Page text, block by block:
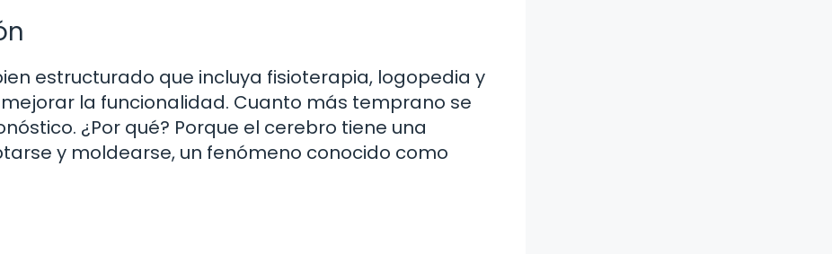
estructurado que incluya fisioterapia, logopedia y
la funcionalidad. Cuanto más temprano se
¿Por qué? Porque el cerebro tiene una
y moldearse, un fenómeno conocido como